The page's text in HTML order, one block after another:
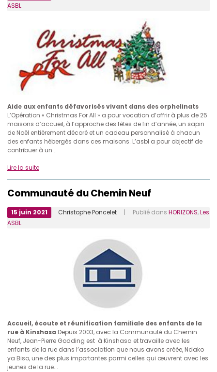
ASBL
Aide aux enfants défavorisés vivant dans des orphelinats
L’Opération « Christmas For All » a pour vocation d’offrir à plus de 25
maisons d’accueil, à l’approche des fêtes de fin d’année, un sapin
de Noël entièrement décoré et un cadeau personnalisé à chacun
des enfants hébergés dans ces maisons. L’asbl a pour objectif de
contribuer à un...
Lire la suite
Communauté du Chemin Neuf
15 juin 2021 Christophe Poncelet | Publié dans HORIZONS,Les
ASBL
Accueil, écoute et réunification familiale des enfants de la
rue à Kinshasa Depuis 2003, avec la Communauté du Chemin
Neuf, Jean-Pierre Godding est à Kinshasa et travaille avec les
enfants de la rue dans l’association que nous avons créée, Ndako
ya Biso, une des plus importantes parmi celles qui œuvrent avec les
jeunes de la rue...